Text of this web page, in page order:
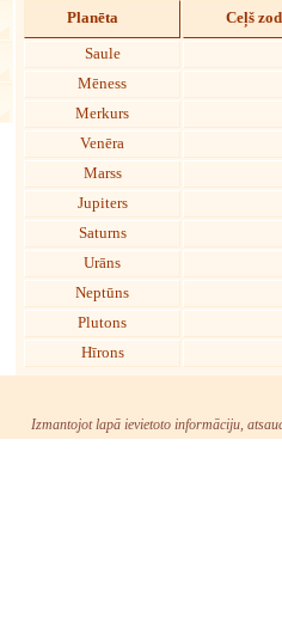
Planēta Ceļš
Saule
Mēness
Merkurs
Venēra
Marss
Jupiters
Saturns
Urāns
Neptūns
Plutons
Hīrons
Izmantojot lapā ievietoto informāciju,